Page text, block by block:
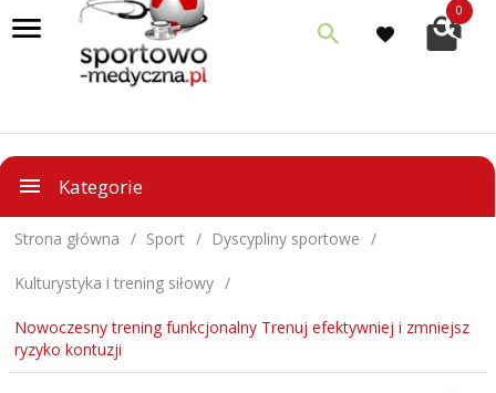
0
Kategorie
Strona główna Sport Dyscypliny sportowe
Kulturystyka i trening siłowy
Nowoczesny trening funkcjonalny Trenuj efektywniej i zmniejsz
ryzyko kontuzji